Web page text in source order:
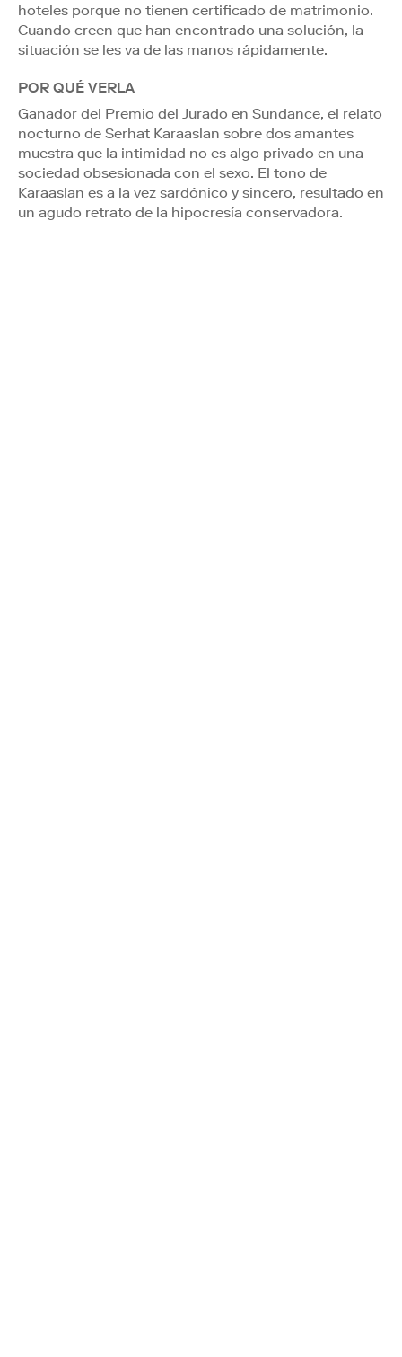
hoteles porque no tienen certificado de matrimonio.
Cuando creen que han encontrado una solución, la
situación se les va de las manos rápidamente.
POR QUÉ VERLA
Ganador del Premio del Jurado en Sundance, el relato
nocturno de Serhat Karaaslan sobre dos amantes
muestra que la intimidad no es algo privado en una
sociedad obsesionada con el sexo. El tono de
Karaaslan es a la vez sardónico y sincero, resultado en
un agudo retrato de la hipocresía conservadora.